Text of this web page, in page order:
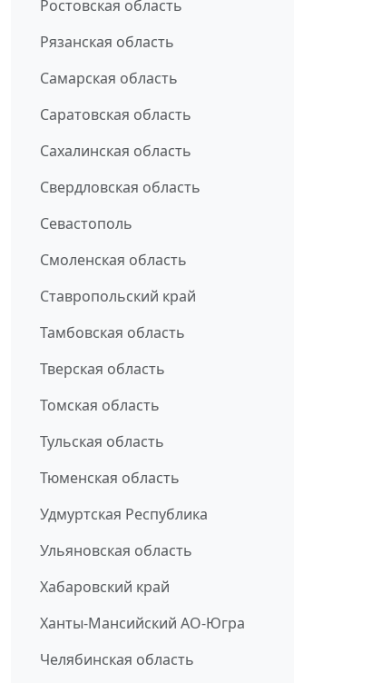
Ростовская область
Рязанская область
Самарская область
Саратовская область
Сахалинская область
Свердловская область
Севастополь
Смоленская область
Ставропольский край
Тамбовская область
Тверская область
Томская область
Тульская область
Тюменская область
Удмуртская Республика
Ульяновская область
Хабаровский край
Ханты-Мансийский АО-Югра
Челябинская область